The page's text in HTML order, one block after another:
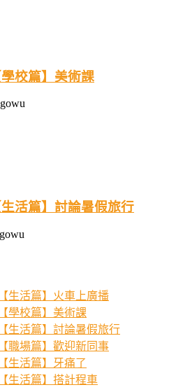
校篇】美術課
活篇】討論暑假旅行
生活篇】火車上廣播
學校篇】美術課
生活篇】討論暑假旅行
職場篇】歡迎新同事
生活篇】牙痛了
生活篇】搭計程車